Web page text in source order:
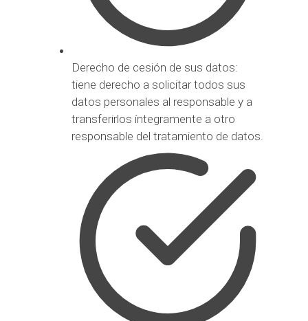
Derecho de cesión de sus datos:
tiene derecho a solicitar todos sus
datos personales al responsable y a
transferirlos íntegramente a otro
responsable del tratamiento de datos.